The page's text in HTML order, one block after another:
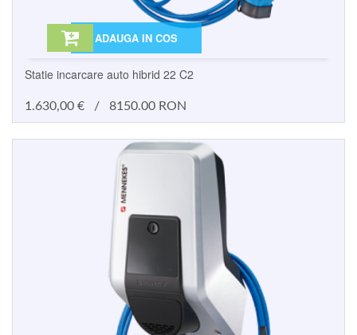
ADAUGA IN COS
Statie incarcare auto hibrid 22 C2
1.630,00 € / 8150.00 RON